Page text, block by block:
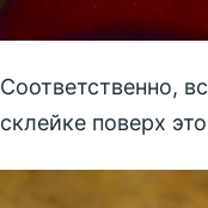
Соответственно,
склейке поверх